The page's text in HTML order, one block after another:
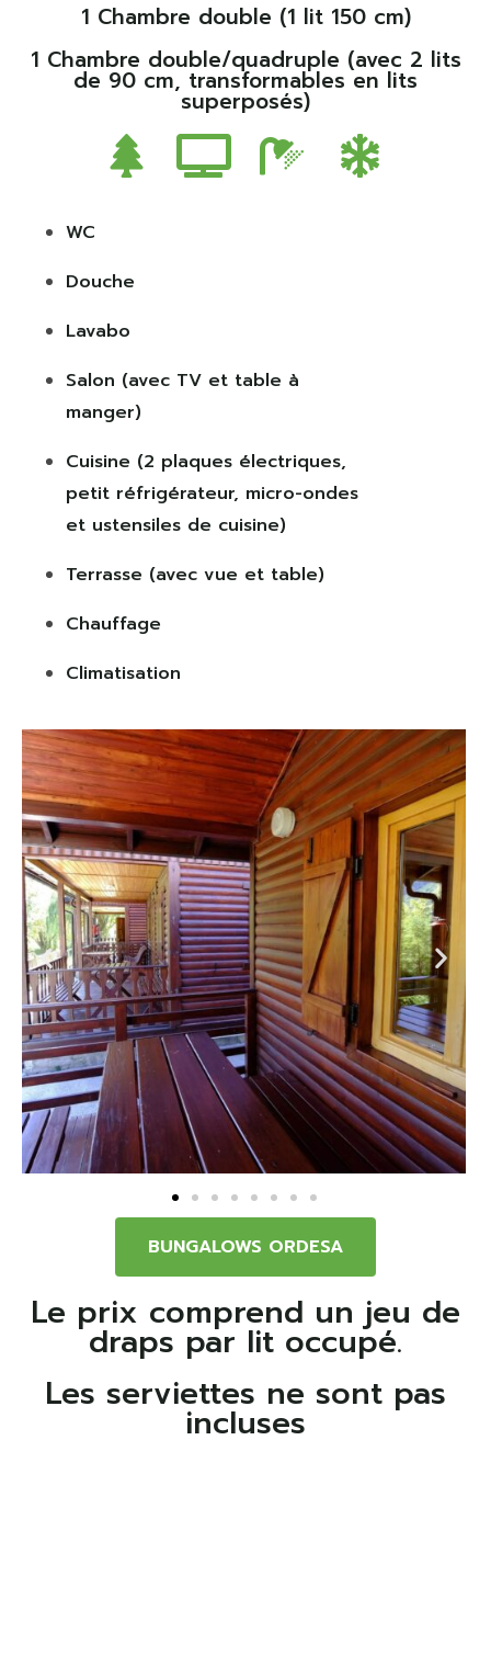
1 Chambre double (1 lit 150 cm)
1 Chambre double/quadruple (avec 2 lits
de 90 cm, transformables en lits
superposés)
WC
Douche
Lavabo
Salon (avec TV et table à
manger)
Cuisine (2 plaques électriques,
petit réfrigérateur, micro-ondes
et ustensiles de cuisine)
Terrasse (avec vue et table)
Chauffage
Climatisation
BUNGALOWS ORDESA
Le prix comprend un jeu de
draps par lit occupé.
Les serviettes ne sont pas
incluses